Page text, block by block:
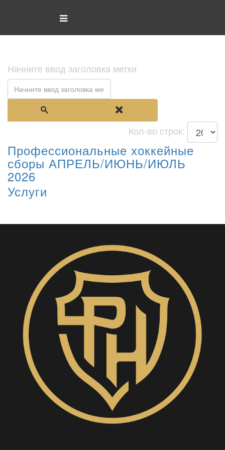
Начните ввод заголовка метки
Кол-во строк:
Профессиональные хоккейные
сборы АПРЕЛЬ/ИЮНЬ/ИЮЛЬ
2026
Услуги